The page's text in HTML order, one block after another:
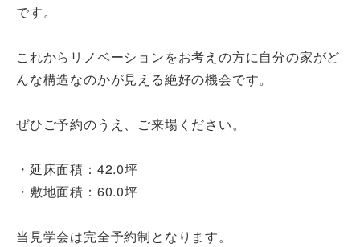
です。
これからリノベーションをお考えの方に自分の家がど
んな構造なのかが見える絶好の機会です。
ぜひご予約のうえ、ご来場ください。
・延床面積：42.0坪
・敷地面積：60.0坪
当見学会は完全予約制となります。